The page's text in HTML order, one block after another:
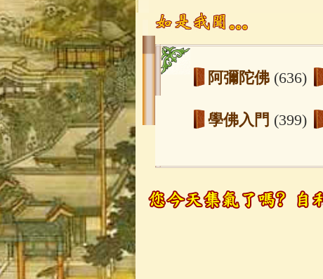
阿彌陀佛 (636)
學佛入門 (399)
玉曆寶鈔(236)
觀世音菩薩 (146)